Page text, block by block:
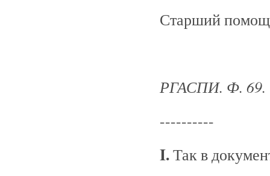
Старший
РГАСПИ. Ф. 69.
----------
I.Так в